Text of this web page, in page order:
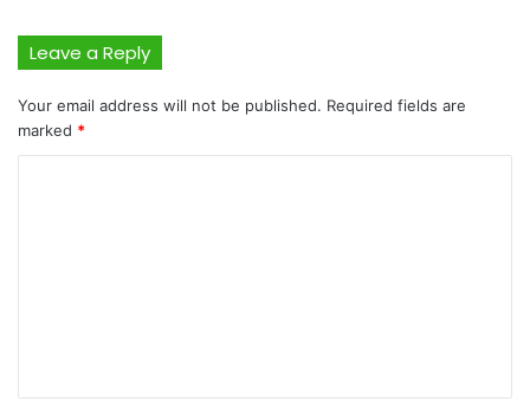
Leave a Reply
Your email address will not be published. Required fields are
marked *